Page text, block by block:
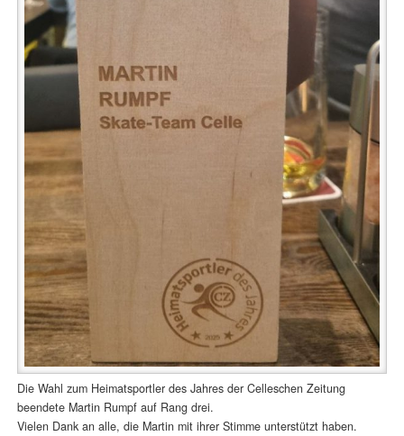
Die Wahl zum Heimatsportler des Jahres der Celleschen Zeitung
beendete Martin Rumpf auf Rang drei.
Vielen Dank an alle, die Martin mit ihrer Stimme unterstützt haben.